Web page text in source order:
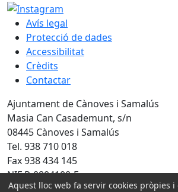
Avís legal
Protecció de dades
Accessibilitat
Crèdits
Contactar
Ajuntament de Cànoves i Samalús
Masia Can Casademunt, s/n
08445 Cànoves i Samalús
Tel. 938 710 018
Fax 938 434 145
NIF P-0804100-F
Aquest lloc web fa servir cookies pròpies